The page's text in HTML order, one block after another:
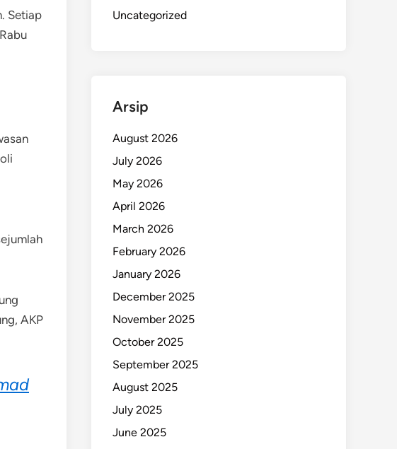
Setiap
AKP
Uncategorized
Arsip
August 2026
July 2026
May 2026
April 2026
March 2026
February 2026
January 2026
December 2025
November 2025
October 2025
September 2025
August 2025
July 2025
June 2025